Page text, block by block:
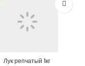
Лук репчатый 1кг